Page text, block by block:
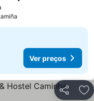
Ver preços
Partilhar